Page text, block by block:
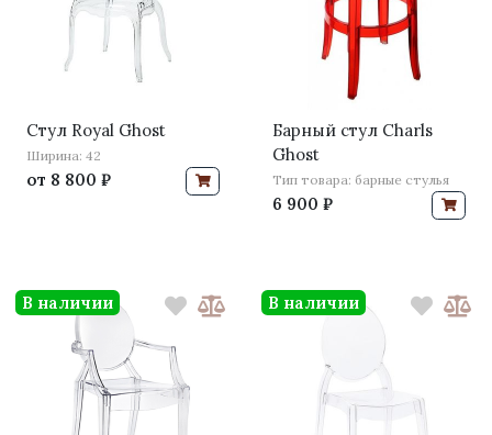
Стул Royal Ghost
Ширина: 42
от 8 800 ₽
Барный стул Charls
Ghost
Тип товара: барные стулья
6 900 ₽
В наличии В наличии